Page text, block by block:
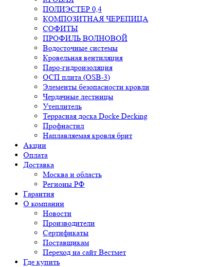
ПОЛИЭСТЕР 0,4
КОМПОЗИТНАЯ ЧЕРЕПИЦА
СОФИТЫ
ПРОФИЛЬ ВОЛНОВОЙ
Водосточные системы
Кровельная вентиляция
Паро-гидроизоляция
ОСП плита (OSB-3)
Элементы безопасности кровли
Чердачные лестницы
Утеплитель
Террасная доска Docke Decking
Профнастил
Наплавляемая кровля брит
Акции
Оплата
Доставка
Москва и область
Регионы РФ
Гарантия
О компании
Новости
Производители
Сертификаты
Поставщикам
Переход на сайт Вестмет
Где купить